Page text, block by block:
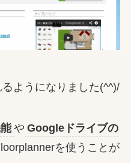
ようになりました(^^)/
や Googleドライブの
を使うことが